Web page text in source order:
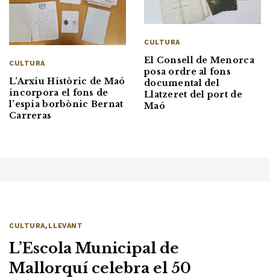
CULTURA
L’Arxiu Històric de Maó
incorpora el fons de
l’espia borbònic Bernat
Carreras
CULTURA
El Consell de Menorca
posa ordre al fons
documental del
Llatzeret del port de
Maó
CULTURA, LLEVANT
L’Escola Municipal de
Mallorquí celebra el 50